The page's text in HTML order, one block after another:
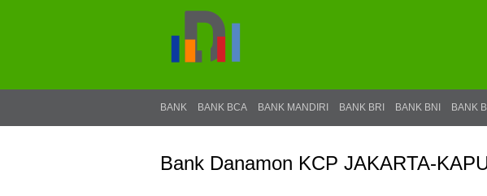
BANK BANK BCA BANK MANDIRI BANK BRI BANK BNI BANK BII
Bank Danamon KCP JAKARTA-